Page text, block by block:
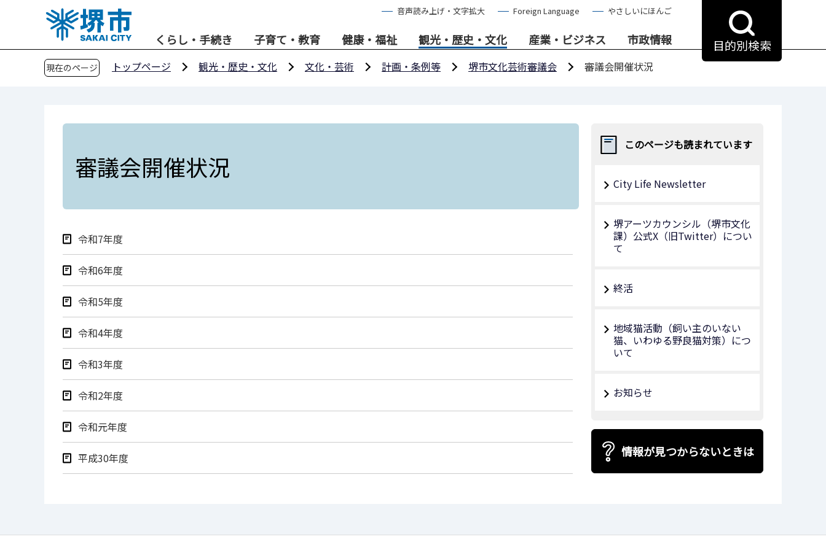
音声読み上げ・文字拡大 Foreign Language やさしいにほんご
くらし・手続き 子育て・教育 健康・福祉 観光・歴史・文化 産業・ビジネス 市政情報 目的別検索
現在のページ トップページ 観光・歴史・文化 文化・芸術 計画・条例等 堺市文化芸術審議会 審議会開催状況
審議会開催状況
令和7年度
令和6年度
令和5年度
令和4年度
令和3年度
令和2年度
令和元年度
平成30年度
このページも読まれています
City Life Newsletter
堺アーツカウンシル（堺市文化
課）公式X（旧Twitter）につい
て
終活
地域猫活動（飼い主のいない
猫、いわゆる野良猫対策）につ
いて
お知らせ
情報が見つからないときは